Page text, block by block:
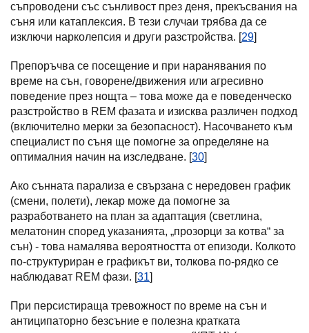
съпроводени със сънливост през деня, прекъсвания на
съня или катаплексия. В тези случаи трябва да се
изключи нарколепсия и други разстройства. [29]
Препоръчва се посещение и при наранявания по
време на сън, говорене/движения или агресивно
поведение през нощта – това може да е поведенческо
разстройство в REM фазата и изисква различен подход
(включително мерки за безопасност). Насочването към
специалист по съня ще помогне за определяне на
оптималния начин на изследване. [30]
Ако сънната парализа е свързана с нередовен график
(смени, полети), лекар може да помогне за
разработването на план за адаптация (светлина,
мелатонин според указанията, „прозорци за котва“ за
сън) - това намалява вероятността от епизоди. Колкото
по-структуриран е графикът ви, толкова по-рядко се
наблюдават REM фази. [31]
При персистираща тревожност по време на сън и
антиципаторно безсъние е полезна кратката